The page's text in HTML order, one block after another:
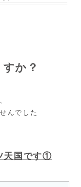
か？
んでした
天国です①